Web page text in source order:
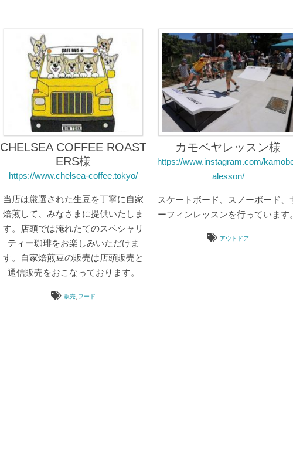
CHELSEA COFFEE ROAST
ERS様
https://www.chelsea-coffee.tokyo/
当店は厳選された生豆を丁寧に自家
焙煎して、みなさまに提供いたしま
す。店頭では淹れたてのスペシャリ
ティー珈琲をお楽しみいただけま
す。自家焙煎豆の販売は店頭販売と
通信販売をおこなっております。
販売 フード
カモベヤレッスン様
https://www.instagram.com/
alesson/
スケートボード、スノーボード、
ーフィンレッスンを行っています
アウトドア